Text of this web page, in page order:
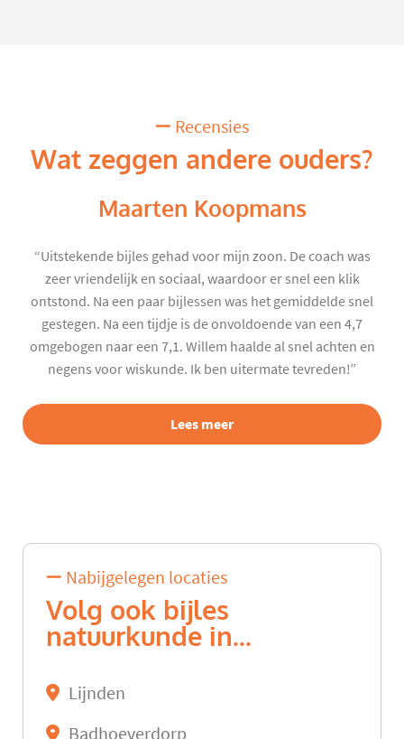
Recensies
Wat zeggen andere ouders?
Maarten Koopmans
“Uitstekende bijles gehad voor mijn zoon. De coach was
zeer vriendelijk en sociaal, waardoor er snel een klik
ontstond. Na een paar bijlessen was het gemiddelde snel
gestegen. Na een tijdje is de onvoldoende van een 4,7
omgebogen naar een 7,1. Willem haalde al snel achten en
negens voor wiskunde. Ik ben uitermate tevreden!”
Lees meer
Nabijgelegen locaties
Volg ook bijles
natuurkunde in...
Lijnden
Badhoeverdorp